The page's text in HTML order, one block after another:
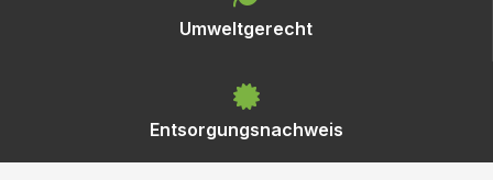
Umweltgerecht
Entsorgungsnachweis